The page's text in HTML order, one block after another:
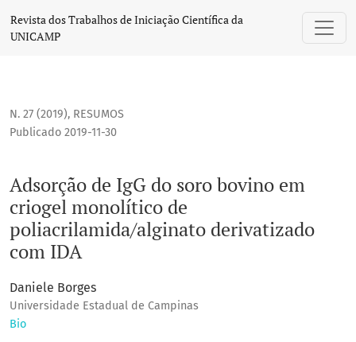
Adsorção de IgG do soro bovino em criogel monolítico
Revista dos Trabalhos de Iniciação Científica da
UNICAMP
N. 27 (2019), RESUMOS
Adsorção de IgG do soro bovino em
criogel monolítico de
poliacrilamida/alginato derivatizado
com IDA
Publicado 2019-11-30
Daniele Borges
Universidade Estadual de Campinas
Bio